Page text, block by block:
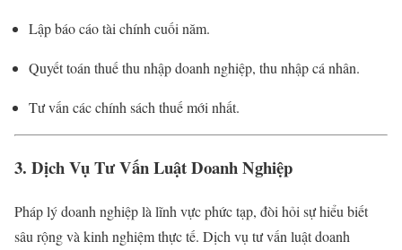
Lập báo cáo tài chính cuối năm.
Quyết toán thuế thu nhập doanh nghiệp, thu nhập cá nhân.
Tư vấn các chính sách thuế mới nhất.
3. Dịch Vụ Tư Vấn Luật Doanh Nghiệp
Pháp lý doanh nghiệp là lĩnh vực phức tạp, đòi hỏi sự hiểu biết
sâu rộng và kinh nghiệm thực tế. Dịch vụ tư vấn luật doanh